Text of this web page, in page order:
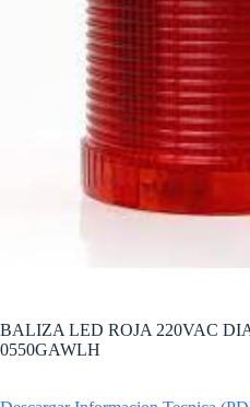
BALIZA LED ROJA 220VAC
0550GAWLH